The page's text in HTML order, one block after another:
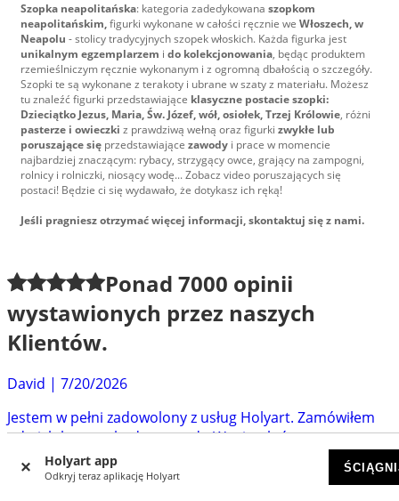
Holyart app
Odkryj teraz aplikację Holyart
Szopka neapolitańska: kategoria zadedykowana szopkom
neapolitańskim,figurki wykonane w całości ręcznie we Włoszech, w
Neapolu - stolicy tradycyjnych szopek włoskich. Każda figurka jest
unikalnym egzemplarzem i do kolekcjonowania, będąc produktem
rzemieślniczym ręcznie wykonanym i z ogromną dbałością o szczegóły.
Szopki te są wykonane z terakoty i ubrane w szaty z materiału. Możesz
tu znaleźć figurki przedstawiające klasyczne postacie szopki:
Dzieciątko Jezus, Maria, Św. Józef, wół, osiołek, Trzej Królowie, różni
pasterze i owieczki z prawdziwą wełną oraz figurki zwykłe lub
poruszające się przedstawiające zawody i prace w momencie
najbardziej znaczącym: rybacy, strzygący owce, grający na zampogni,
rolnicy i rolniczki, niosący wodę... Zobacz video poruszających się
postaci! Będzie ci się wydawało, że dotykasz ich ręką!
Jeśli pragniesz otrzymać więcej informacji, skontaktuj się z nami.
Ponad 7000 opinii
wystawionych przez naszych
Klientów.
David | 7/20/2026
Jestem w pełni zadowolony z usług Holyart. Zamówiłem
od nich humerał z dostawą do Węgier, który mogę...
Eliasz |6/30/2026